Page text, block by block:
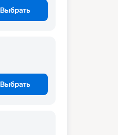
Выбрать
Выбрать